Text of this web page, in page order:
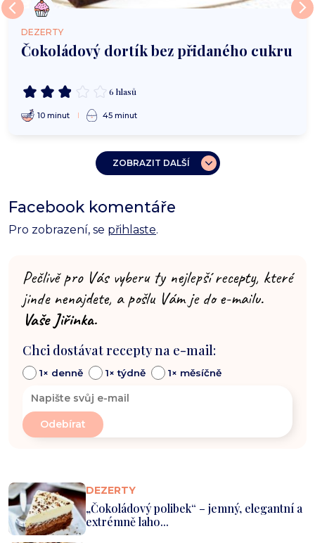
DEZERTY
Čokoládový dortík bez přidaného cukru
6 hlasů
10 minut 45 minut
ZOBRAZIT DALŠÍ
Facebook komentáře
Pro zobrazení, se přihlaste.
Pečlivě pro Vás vyberu ty nejlepší recepty, které
jinde nenajdete, a pošlu Vám je do e-mailu.
Vaše Jiřinka.
Chci dostávat recepty na e-mail:
1× denně 1× týdně 1× měsíčně
DEZERTY
„Čokoládový polibek“ – jemný, elegantní a
extrémně laho...